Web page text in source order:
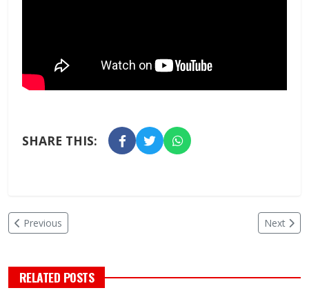
SHARE THIS:
Previous Next
RELATED POSTS